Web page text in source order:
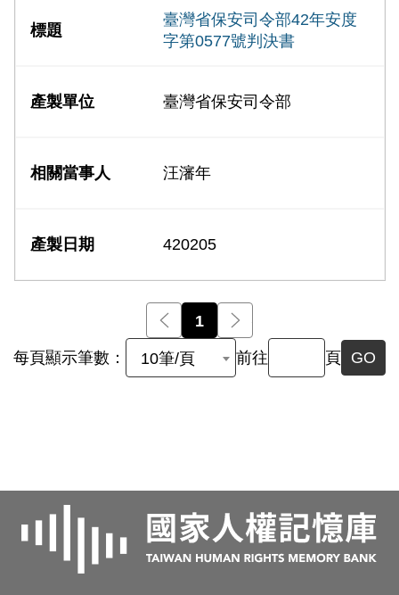
臺灣省保安司令部42年安度
字第0577號判決書
臺灣省保安司令部
汪瀋年
420205
前一頁
1
每頁顯示筆數： 10筆/頁 前往 頁 GO